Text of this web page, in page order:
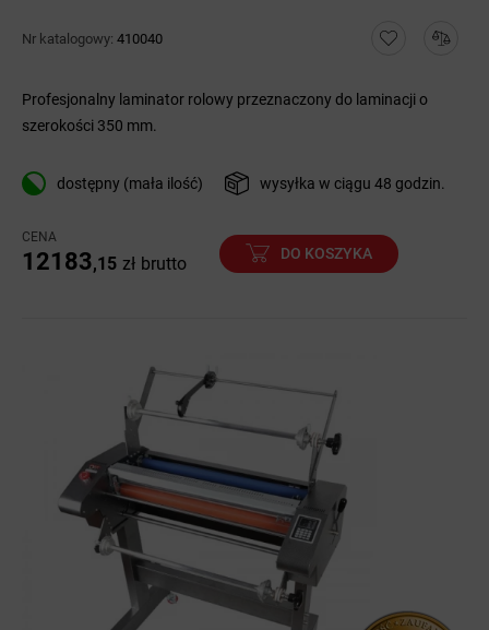
Nr katalogowy: 410040
Profesjonalny laminator rolowy przeznaczony do laminacji o
szerokości 350 mm.
dostępny (mała ilość) wysyłka w ciągu 48 godzin.
CENA
12183,15 zł brutto
DO KOSZYKA